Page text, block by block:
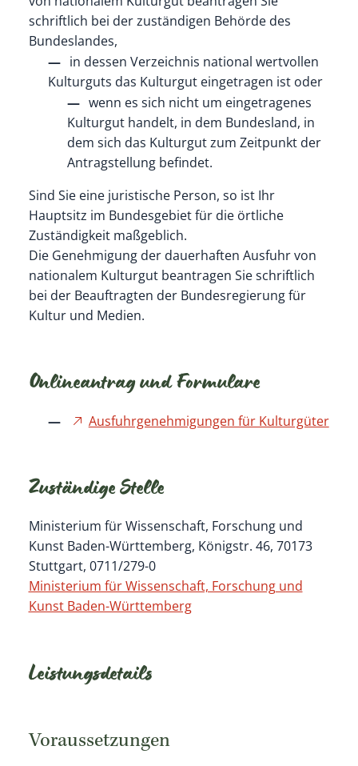
schriftlich bei der zuständigen Behörde des
Bundeslandes,
in dessen Verzeichnis national wertvollen
Kulturguts das Kulturgut eingetragen ist oder
wenn es sich nicht um eingetragenes
Kulturgut handelt, in dem Bundesland, in
dem sich das Kulturgut zum Zeitpunkt der
Antragstellung befindet.
Sind Sie eine juristische Person, so ist Ihr
Hauptsitz im Bundesgebiet für die örtliche
Zuständigkeit maßgeblich.
Die Genehmigung der dauerhaften Ausfuhr von
nationalem Kulturgut beantragen Sie schriftlich
bei der Beauftragten der Bundesregierung für
Kultur und Medien.
Onlineantrag und Formulare
Ausfuhrgenehmigungen für Kulturgüter
Zuständige Stelle
Ministerium für Wissenschaft, Forschung und
Kunst Baden-Württemberg, Königstr. 46, 70173
Stuttgart, 0711/279-0
Ministerium für Wissenschaft, Forschung und
Kunst Baden-Württemberg
Leistungsdetails
Voraussetzungen